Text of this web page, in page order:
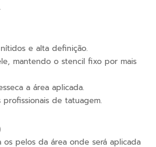
e alta definição.
mantendo o stencil fixo por mais
a área aplicada.
de tatuagem.
os pelos da área onde será aplicada